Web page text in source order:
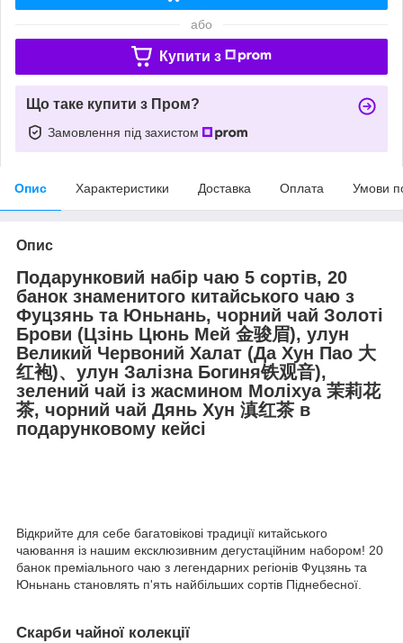
або
Купити з
Що таке купити з Пром?
Замовлення під захистом
Опис Характеристики Доставка Оплата Умови
Опис
Подарунковий набір чаю 5 сортів, 20
банок знаменитого китайського чаю з
Фуцзянь та Юньнань, чорний чай Золоті
Брови (Цзінь Цюнь Мей 金骏眉), улун
Великий Червоний Халат (Да Хун Пао 大
红袍)、улун Залізна Богиня铁观音),
зелений чай із жасмином Моліхуа 茉莉花
茶, чорний чай Дянь Хун 滇红茶 в
подарунковому кейсі
Відкрийте для себе багатовікові традиції китайського
чаювання із нашим ексклюзивним дегустаційним набором! 20
банок преміального чаю з легендарних регіонів Фуцзянь та
Юньнань становлять п'ять найбільших сортів Піднебесної.
Скарби чайної колекції